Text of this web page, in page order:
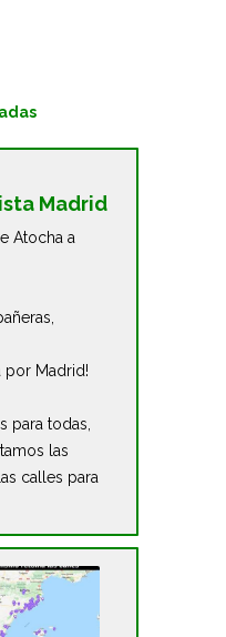
Madrid
Atocha a
por Madrid!
para todas,
las
calles para